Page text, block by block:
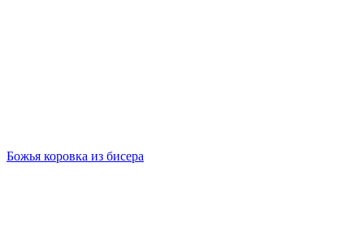
Божья коровка из бисера